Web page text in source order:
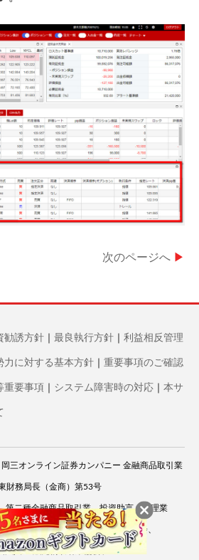
次のページへ ▶
勧誘方針 最良執行方針 利益相反管理
力に対する基本方針 重要事項のご確認
重要事項 システム障害時の対応 本サ
三オンライン証券カンパニー 金融商品取引業
財務局長（金商）第53号
第二種金融商品取引業、投資助言・代理業
協会、一般社団法人 資産運用業協会、
法人 金融先物取引業協会